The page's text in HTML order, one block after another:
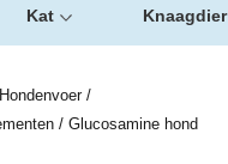
Kat Knaagdier
Hondenvoer/
/ Glucosamine hond